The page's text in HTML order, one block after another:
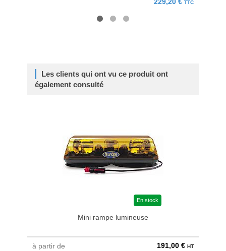
TTC
Les clients qui ont vu ce produit ont
également consulté
En stock
Mini rampe lumineuse
à partir de 191,00 € HT